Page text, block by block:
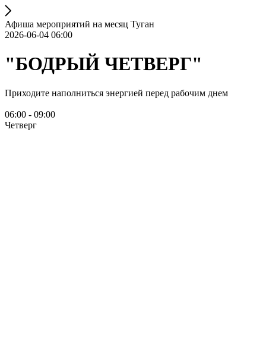
Афиша мероприятий на месяц Туган
2026-06-04 06:00
"БОДРЫЙ ЧЕТВЕРГ"
Приходите наполниться энергией перед рабочим днем
06:00 - 09:00
Четверг